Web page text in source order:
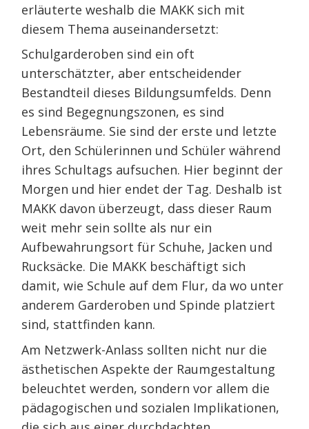
erläuterte weshalb die MAKK sich mit
diesem Thema auseinandersetzt:
Schulgarderoben sind ein oft
unterschätzter, aber entscheidender
Bestandteil dieses Bildungsumfelds. Denn
es sind Begegnungszonen, es sind
Lebensräume. Sie sind der erste und letzte
Ort, den Schülerinnen und Schüler während
ihres Schultags aufsuchen. Hier beginnt der
Morgen und hier endet der Tag. Deshalb ist
MAKK davon überzeugt, dass dieser Raum
weit mehr sein sollte als nur ein
Aufbewahrungsort für Schuhe, Jacken und
Rucksäcke. Die MAKK beschäftigt sich
damit, wie Schule auf dem Flur, da wo unter
anderem Garderoben und Spinde platziert
sind, stattfinden kann.
Am Netzwerk-Anlass sollten nicht nur die
ästhetischen Aspekte der Raumgestaltung
beleuchtet werden, sondern vor allem die
pädagogischen und sozialen Implikationen,